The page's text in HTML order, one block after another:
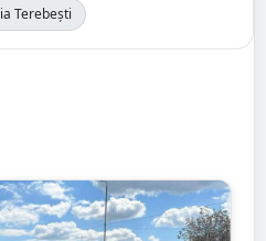
Terebești